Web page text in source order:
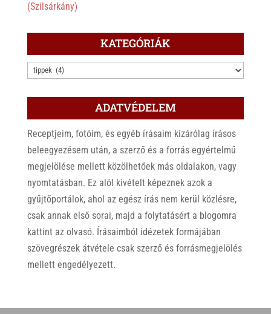
(Szilsárkány)
KATEGÓRIÁK
KATEGÓRIÁK
ADATVÉDELEM
Receptjeim, fotóim, és egyéb írásaim kizárólag írásos
beleegyezésem után, a szerző és a forrás egyértelmű
megjelölése mellett közölhetőek más oldalakon, vagy
nyomtatásban. Ez alól kivételt képeznek azok a
gyűjtőportálok, ahol az egész írás nem kerül közlésre,
csak annak első sorai, majd a folytatásért a blogomra
kattint az olvasó. Írásaimból idézetek formájában
szövegrészek átvétele csak szerző és forrásmegjelölés
mellett engedélyezett.